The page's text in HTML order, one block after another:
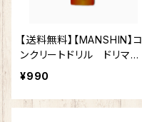
【送料無料】【MANSHIN】コ
ンクリートドリル ドリマ
ル 4.3mm 六角軸 陶
ク モルタル インパクト
¥990